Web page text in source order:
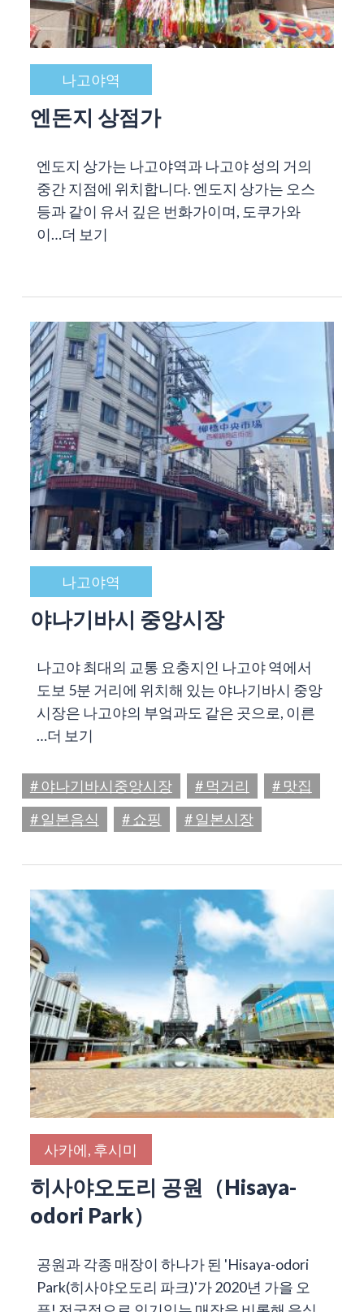
나고야역
엔돈지 상점가
엔도지 상가는 나고야역과 나고야 성의 거의
중간 지점에 위치합니다. 엔도지 상가는 오스
등과 같이 유서 깊은 번화가이며, 도쿠가와
이…더 보기
나고야역
야나기바시 중앙시장
나고야 최대의 교통 요충지인 나고야 역에서
도보 5분 거리에 위치해 있는 야나기바시 중앙
시장은 나고야의 부엌과도 같은 곳으로, 이른
…더 보기
# 야나기바시중앙시장 # 먹거리
# 맛집
# 일본음식
# 쇼핑 # 일본시장
사카에, 후시미
히사야오도리 공원（Hisaya-
odori Park）
공원과 각종 매장이 하나가 된 'Hisaya-odori
Park(히사야오도리 파크)'가 2020년 가을 오